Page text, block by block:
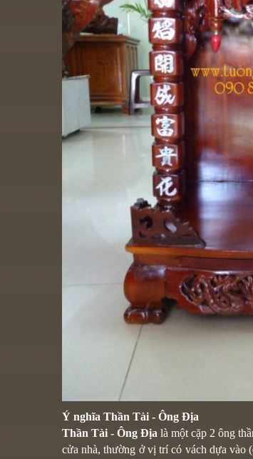
Ý nghĩa Thần Tài - Ông Địa
Thần Tài - Ông Địalà một cặp 2 ông
cửa nhà, thường ở vị trí có vách dựa vào